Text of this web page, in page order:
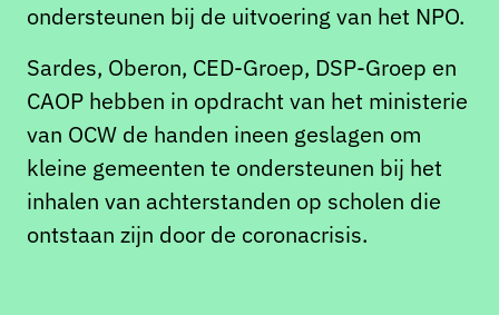
ondersteunen bij de uitvoering van het NPO.
Sardes, Oberon, CED-Groep, DSP-Groep en
CAOP hebben in opdracht van het ministerie
van OCW de handen ineen geslagen om
kleine gemeenten te ondersteunen bij het
inhalen van achterstanden op scholen die
ontstaan zijn door de coronacrisis.